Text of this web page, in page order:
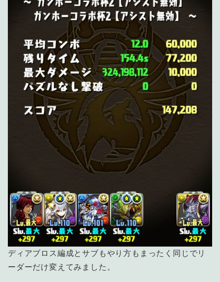
ディアブロス編成とサブもやり方もまったく同じでリ
ーダーだけ変えてみました。